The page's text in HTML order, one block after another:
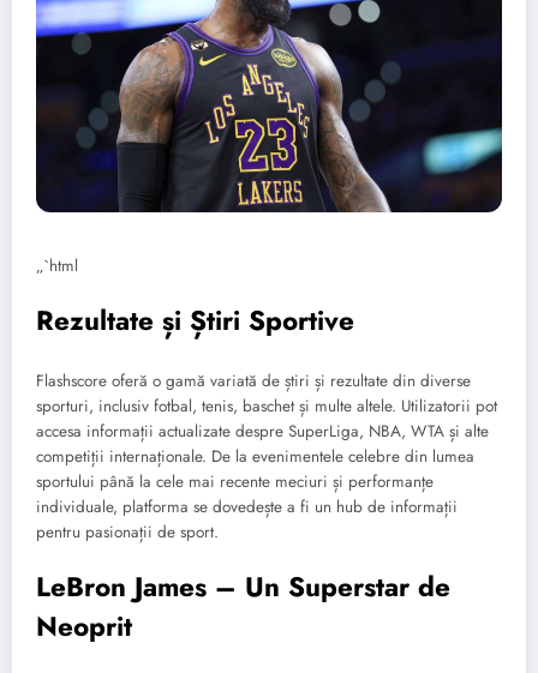
„`html
Rezultate și Știri Sportive
Flashscore oferă o gamă variată de știri și rezultate din diverse
sporturi, inclusiv fotbal, tenis, baschet și multe altele. Utilizatorii pot
accesa informații actualizate despre SuperLiga, NBA, WTA și alte
competiții internaționale. De la evenimentele celebre din lumea
sportului până la cele mai recente meciuri și performanțe
individuale, platforma se dovedește a fi un hub de informații
pentru pasionații de sport.
LeBron James – Un Superstar de
Neoprit